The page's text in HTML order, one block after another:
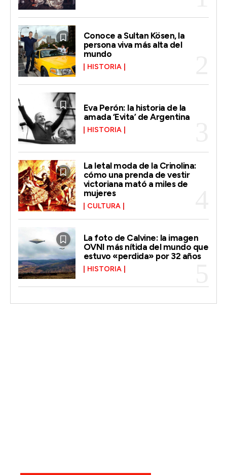
Conoce a Sultan Kösen, la
persona viva más alta del
mundo
HISTORIA
Eva Perón: la historia de la
amada ‘Evita’ de Argentina
HISTORIA
La letal moda de la Crinolina:
cómo una prenda de vestir
victoriana mató a miles de
mujeres
CULTURA
La foto de Calvine: la imagen
OVNI más nítida del mundo que
estuvo «perdida» por 32 años
HISTORIA